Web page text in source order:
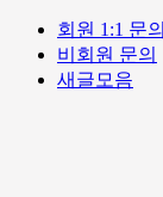
회원 1:1 문의
비회원 문의
새글모음